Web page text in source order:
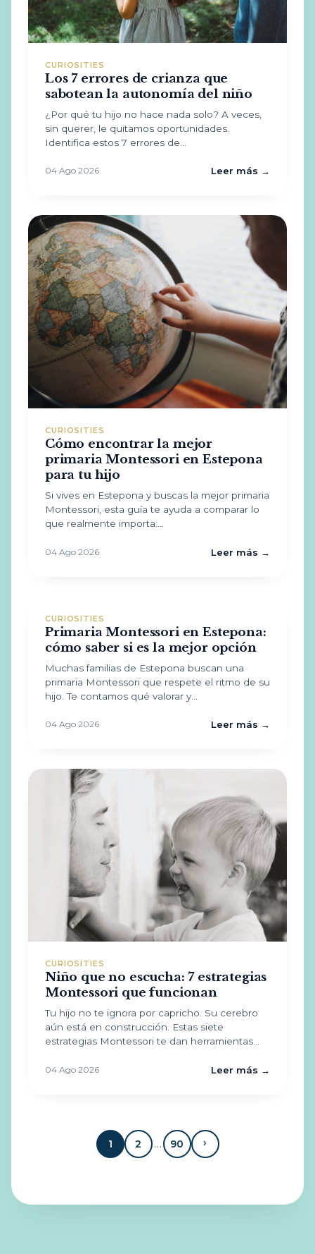
CURIOSITIES
Los 7 errores de crianza que
sabotean la autonomía del niño
¿Por qué tu hijo no hace nada solo? A veces,
sin querer, le quitamos oportunidades.
Identifica estos 7 errores de…
04 Ago 2026 Leer más →
CURIOSITIES
Cómo encontrar la mejor
primaria Montessori en Estepona
para tu hijo
Si vives en Estepona y buscas la mejor primaria
Montessori, esta guía te ayuda a comparar lo
que realmente importa:…
04 Ago 2026 Leer más →
CURIOSITIES
Primaria Montessori en Estepona:
cómo saber si es la mejor opción
Muchas familias de Estepona buscan una
primaria Montessori que respete el ritmo de su
hijo. Te contamos qué valorar y…
04 Ago 2026 Leer más →
CURIOSITIES
Niño que no escucha: 7 estrategias
Montessori que funcionan
Tu hijo no te ignora por capricho. Su cerebro
aún está en construcción. Estas siete
estrategias Montessori te dan herramientas…
04 Ago 2026 Leer más →
1 2 … 90 ›